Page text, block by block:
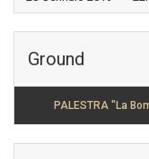
Ground
PALESTRA "La